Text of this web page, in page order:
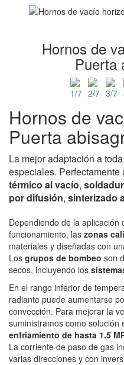
Hornos de
Puerta
Hornos de
Puerta
La mejor adaptación a
especiales. Perfectamente
térmico al vacío,
por difusión, sinterizado
Dependiendo de la
funcionamiento, las zonas
materiales y diseñadas con
Los grupos de bombeo son
secos, incluyendo los
En el rango inferior de
radiante puede aumentarse
convección. Para mejorar la
suministramos como solución
enfriamiento de hasta 1.5
La corriente de paso de gas
varias direcciones y con